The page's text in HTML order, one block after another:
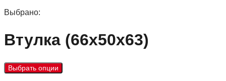
Выбрано:
Втулка (66х50х63)
Выбрать опции